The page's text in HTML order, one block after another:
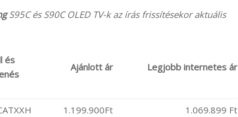
S95C és S90C OLED TV-k az írás frissítésekor aktuális
és
Ajánlott ár Legjobb internetes ár
1.199.900Ft 1.069.899 Ft